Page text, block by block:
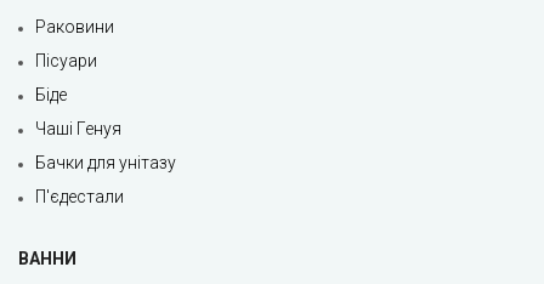
Раковини
Пісуари
Біде
Чаші Генуя
Бачки для унітазу
П'єдестали
ВАННИ